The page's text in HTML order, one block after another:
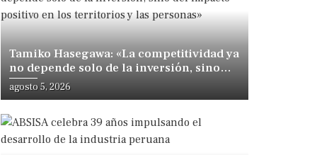
Tamiko Hasegawa: «La competitividad ya
no depende solo de la inversión, sino
del impacto positivo en los territorios y
las personas»
agosto 5, 2026